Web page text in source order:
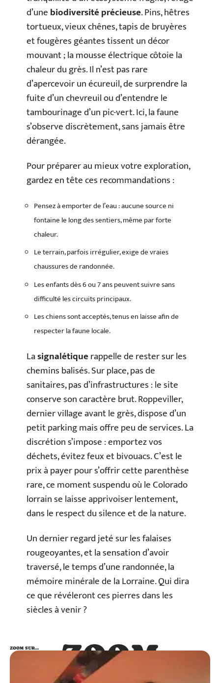
d’unebiodiversité précieuse. Pins, hêtres
tortueux, vieux chênes, tapis de bruyères
et fougères géantes tissent un décor
mouvant ; la mousse électrique côtoie la
chaleur du grès. Il n’est pas rare
d’apercevoir un écureuil, de surprendre la
fuite d’un chevreuil ou d’entendre le
tambourinage d’un pic-vert. Ici, la faune
s’observe discrètement, sans jamais être
dérangée.
Pour préparer au mieux votre exploration,
gardez en tête ces recommandations :
Pensez à emporter de l’eau : aucune source ni
fontaine le long des sentiers, même par forte
chaleur.
Le terrain, parfois irrégulier, exige de vraies
chaussures de randonnée.
Les enfants dès 6 ou 7 ans peuvent suivre sans
difficulté les circuits principaux.
Les chiens sont acceptés, tenus en laisse afin de
respecter la faune locale.
Lasignalétiquerappelle de rester sur les
chemins balisés. Sur place, pas de
sanitaires, pas d’infrastructures : le site
conserve son caractère brut. Roppeviller,
dernier village avant le grès, dispose d’un
petit parking mais offre peu de services. La
discrétion s’impose : emportez vos
déchets, évitez feux et bivouacs. C’est le
prix à payer pour s’offrir cette parenthèse
rare, ce moment suspendu où le Colorado
lorrain se laisse apprivoiser lentement,
dans le respect du silence et de la nature.
Un dernier regard jeté sur les falaises
rougeoyantes, et la sensation d’avoir
traversé, le temps d’une randonnée, la
mémoire minérale de la Lorraine. Qui dira
ce que révéleront ces pierres dans les
siècles à venir ?
ZOOM
SUR…
ZOOM SUR…